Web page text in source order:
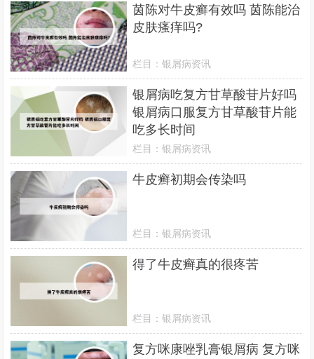
茵陈对牛皮癣有效吗 茵陈能治
皮肤瘙痒吗?
栏目：银屑病资讯
银屑病吃复方甘草酸苷片好吗
银屑病口服复方甘草酸苷片能
吃多长时间
栏目：银屑病资讯
牛皮癣初期会传染吗
栏目：银屑病资讯
得了牛皮癣真的很疼苦
栏目：银屑病资讯
复方咪康唑乳膏银屑病 复方咪